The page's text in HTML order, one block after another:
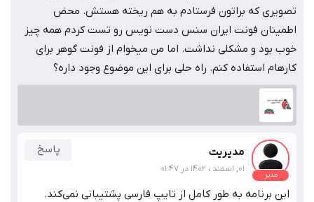
تصویری که براتون فرستادم به هم ریخته هستش. محض
اطمینان فونت ایران سنس دست نویس رو تست کردم همه چیز
خوب بود و مشکلی نداشت. اما من میخوام از فونت گوهر برای
کارهام استفاده کنم. راه حلی برای این موضوع وجود داره؟
مدیر
مدیریت
01, اسفند ، 1402 در 01:47
پاسخ
این برنامه به طور کامل از تایپ فارسی پشتیبانی نمی‌کند.